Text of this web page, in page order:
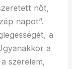
nőt,
napot”.
a
a
szerelem,